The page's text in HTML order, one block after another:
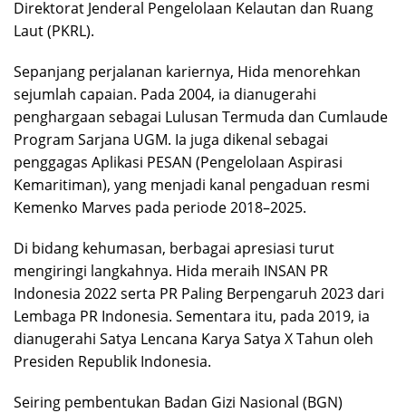
Direktorat Jenderal Pengelolaan Kelautan dan Ruang
Laut (PKRL).
Sepanjang perjalanan kariernya, Hida menorehkan
sejumlah capaian. Pada 2004, ia dianugerahi
penghargaan sebagai Lulusan Termuda dan Cumlaude
Program Sarjana UGM. Ia juga dikenal sebagai
penggagas Aplikasi PESAN (Pengelolaan Aspirasi
Kemaritiman), yang menjadi kanal pengaduan resmi
Kemenko Marves pada periode 2018–2025.
Di bidang kehumasan, berbagai apresiasi turut
mengiringi langkahnya. Hida meraih INSAN PR
Indonesia 2022 serta PR Paling Berpengaruh 2023 dari
Lembaga PR Indonesia. Sementara itu, pada 2019, ia
dianugerahi Satya Lencana Karya Satya X Tahun oleh
Presiden Republik Indonesia.
Seiring pembentukan Badan Gizi Nasional (BGN)